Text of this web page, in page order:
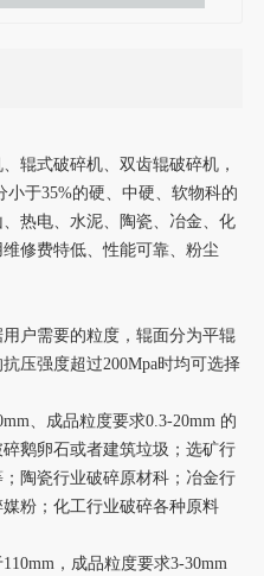
辊式破碎机、双齿辊破碎机，
小于35%的硬、中硬、软物科的
热电、水泥、陶瓷、冶金、化
修费特低、性能可靠、粉尘
户需要的粒度，辊面分为平辊
压强度超过200Mpa时均可选择
、成品粒度要求0.3-20mm 的
鹅卵石或者建筑垃圾；选矿行
陶瓷行业破碎原材科；冶金行
粉；化工行业破碎各种原料
，成品粒度要求3-30mm